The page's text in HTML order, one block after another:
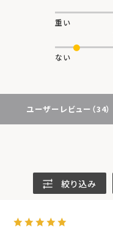
重い
ない
ユーザーレビュー （34）
絞り込み